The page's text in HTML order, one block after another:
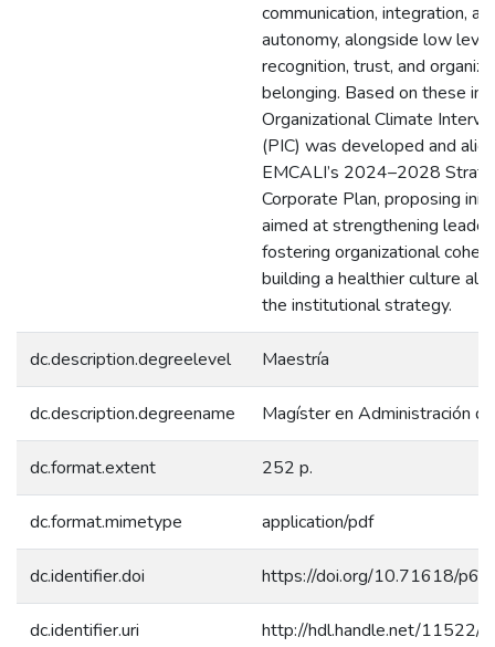
communication, integration,
autonomy, alongside low
recognition, trust, and
belonging. Based on these
Organizational Climate
(PIC) was developed and
EMCALI’s 2024–2028
Corporate Plan, proposing
aimed at strengthening
fostering organizational
building a healthier culture
the institutional strategy.
dc.description.degreelevel Maestría
dc.description.degreename Magíster en Administración
dc.format.extent 252 p.
dc.format.mimetype application/pdf
dc.identifier.doi https://doi.org/10.71618/
dc.identifier.uri http://hdl.handle.net/11522/